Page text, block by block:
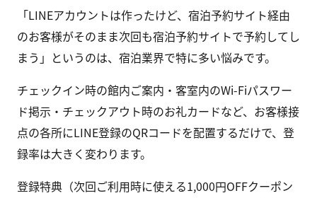
「LINEアカウントは作ったけど、宿泊予約サイト経由
のお客様がそのまま次回も宿泊予約サイトで予約してし
まう」というのは、宿泊業界で特に多い悩みです。
チェックイン時の館内ご案内・客室内のWi-Fiパスワー
ド掲示・チェックアウト時のお礼カードなど、お客様接
点の各所にLINE登録のQRコードを配置するだけで、登
録率は大きく変わります。
登録特典（次回ご利用時に使える1,000円OFFクーポン